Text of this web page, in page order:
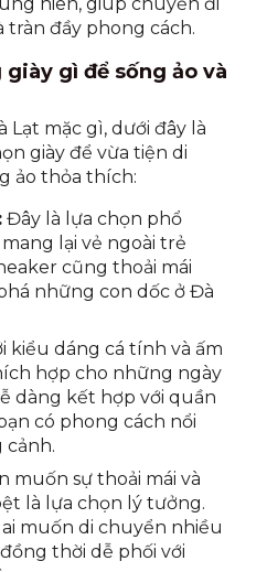
váy dài và áo khoác dài
mái mà còn thể hiện
nét đẹp mặn mà và
niên, giúp chuyến đi
đầy phong cách.
gì để sống ảo và
mặc gì, dưới đây là
giày để vừa tiện di
ảo thỏa thích:
Đây là lựa chọn phổ
lại vẻ ngoài trẻ
cũng thoải mái
những con dốc ở Đà
kiểu dáng cá tính và ấm
hợp cho những ngày
dàng kết hợp với quần
có phong cách nổi
cảnh.
muốn sự thoải mái và